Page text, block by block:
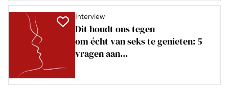
Interview
Dit houdt ons tegen
om écht van seks te genieten: 5
vragen aan...